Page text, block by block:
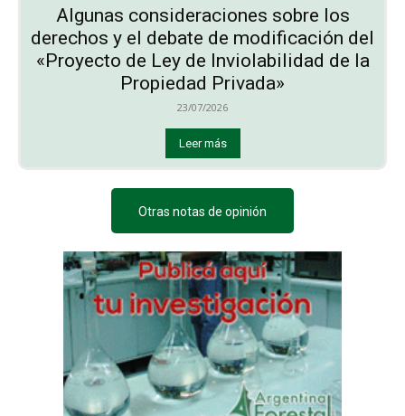
Algunas consideraciones sobre los
derechos y el debate de modificación del
«Proyecto de Ley de Inviolabilidad de la
Propiedad Privada»
23/07/2026
Leer más
Otras notas de opinión